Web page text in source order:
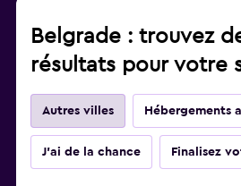
Belgrade : trouvez
résultats pour votre
Autres villes Hébergements
J'ai de la chance Finalisez